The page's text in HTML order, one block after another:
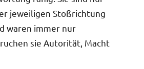
jeweiligen Stoßrichtung
waren immer nur
sie Autorität, Macht